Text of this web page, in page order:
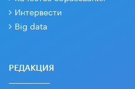
Интервести
Big data
РЕДАКЦИЯ